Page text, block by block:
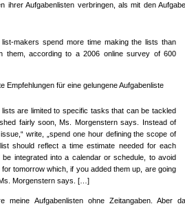
ihrer Aufgabenlisten verbringen, als mit den
makers spend more time making the lists than
them, according to a 2006 online survey of 600
Empfehlungen für eine gelungene Aufgabenliste
are limited to specific tasks that can be tackled
fairly soon, Ms. Morgenstern says. Instead of
issue,“ write, „spend one hour defining the scope of
should reflect a time estimate needed for each
integrated into a calendar or schedule, to avoid
for tomorrow which, if you added them up, are going
Morgenstern says. […]
meine Aufgabenlisten ohne Zeitangaben. Aber